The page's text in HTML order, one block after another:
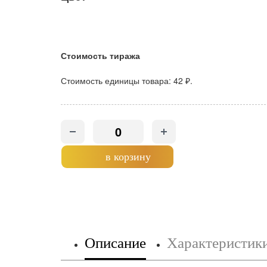
Стоимость тиража
Стоимость единицы товара: 42 ₽.
в корзину
Описание